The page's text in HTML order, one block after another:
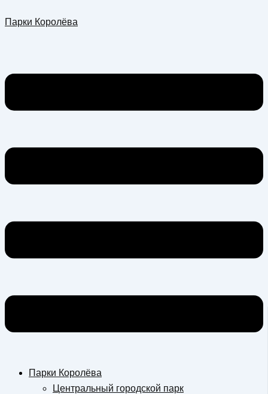
к
Парки Королёва
Парки Королёва
Центральный городской парк